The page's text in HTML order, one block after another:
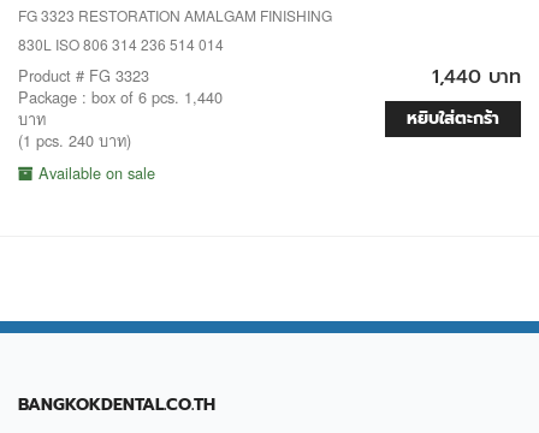
FG 3323 RESTORATION AMALGAM FINISHING
830L ISO 806 314 236 514 014
Product # FG 3323
Package : box of 6 pcs. 1,440
บาท
(1 pcs. 240 บาท)
Available on sale
1,440 บาท
หยิบใส่ตะกร้า
BANGKOKDENTAL.CO.TH